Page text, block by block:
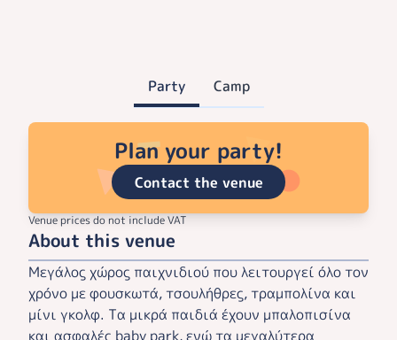
Party Camp
Plan your party!
Contact the venue
Venue prices do not include VAT
About this venue
Μεγάλος χώρος παιχνιδιού που λειτουργεί όλο τον
χρόνο με φουσκωτά, τσουλήθρες, τραμπολίνα και
μίνι γκολφ. Τα μικρά παιδιά έχουν μπαλοπισίνα
και ασφαλές baby park, ενώ τα μεγαλύτερα